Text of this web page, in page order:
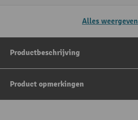
Alles weergeven
Productbeschrijving
Product opmerkingen